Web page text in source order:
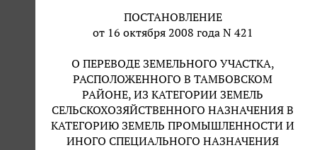
ПОСТАНОВЛЕНИЕ
от 16 октября 2008 года N 421
О ПЕРЕВОДЕ ЗЕМЕЛЬНОГО УЧАСТКА,
РАСПОЛОЖЕННОГО В ТАМБОВСКОМ
РАЙОНЕ, ИЗ КАТЕГОРИИ ЗЕМЕЛЬ
СЕЛЬСКОХОЗЯЙСТВЕННОГО НАЗНАЧЕНИЯ В
КАТЕГОРИЮ ЗЕМЕЛЬ ПРОМЫШЛЕННОСТИ И
ИНОГО СПЕЦИАЛЬНОГО НАЗНАЧЕНИЯ